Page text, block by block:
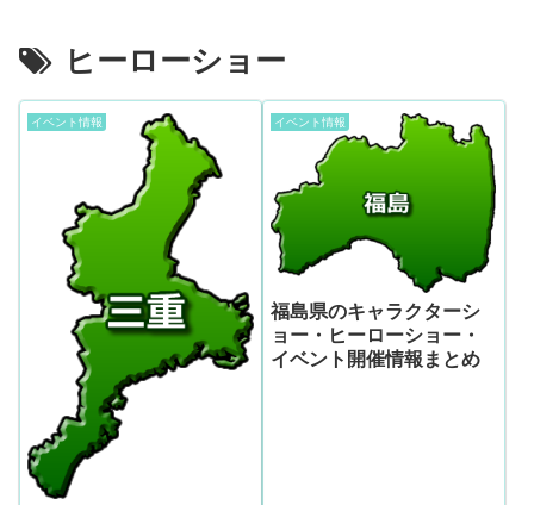
ヒーローショー
イベント情報 イベント情報
福島県のキャラクターシ
ョー・ヒーローショー・
イベント開催情報まとめ